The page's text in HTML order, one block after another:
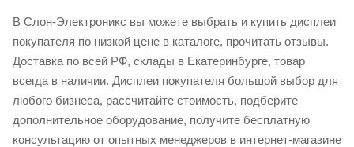
В Слон-Электроникс вы можете выбрать и купить дисплеи
покупателя по низкой цене в каталоге, прочитать отзывы.
Доставка по всей РФ, склады в Екатеринбурге, товар
всегда в наличии. Дисплеи покупателя большой выбор для
любого бизнеса, рассчитайте стоимость, подберите
дополнительное оборудование, получите бесплатную
консультацию от опытных менеджеров в интернет-магазине